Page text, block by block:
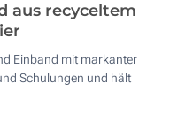
aus recyceltem
Einband mit markanter
Schulungen und hält